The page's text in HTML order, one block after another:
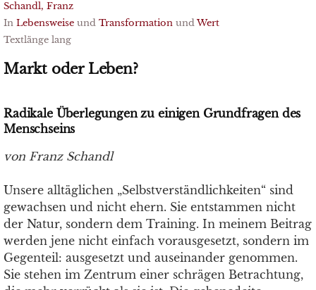
Schandl, Franz
In Lebensweise und Transformation undWert
Textlänge lang
Markt oder Leben?
Radikale Überlegungen zu einigen Grundfragen des
Menschseins
von Franz Schandl
Unsere alltäglichen „Selbstverständlichkeiten“ sind
gewachsen und nicht ehern. Sie entstammen nicht
der Natur, sondern dem Training. In meinem Beitrag
werden jene nicht einfach vorausgesetzt, sondern im
Gegenteil: ausgesetzt und auseinander genommen.
Sie stehen im Zentrum einer schrägen Betrachtung,